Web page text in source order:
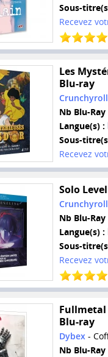
Sous-
Recevez
Les
Blu-ray
Crunchyroll
Nb Blu-Ray
Langue(s) :
Sous-
Recevez
Solo
Crunchyroll
Nb Blu-Ray
Langue(s) :
Sous-
Recevez
Fullmetal
Blu-ray
Dybex -
Nb Blu-Ray